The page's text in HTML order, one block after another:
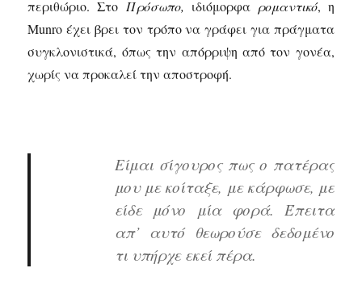
περιθώριο. Στο Πρόσωπο, ιδιόμορφα ρομαντικό, η
Munro έχει βρει τον τρόπο να γράφει για πράγματα
συγκλονιστικά, όπως την απόρριψη από τον γονέα,
χωρίς να προκαλεί την αποστροφή.
Είμαι σίγουρος πως ο πατέρας
μου με κοίταξε, με κάρφωσε, με
είδε μόνο μία φορά. Έπειτα
απ’ αυτό θεωρούσε δεδομένο
τι υπήρχε εκεί πέρα.